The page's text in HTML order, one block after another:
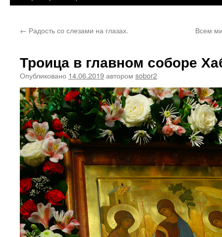
← Радость со слезами на глазах. Всем
Троица в главном соборе
Опубликовано 14.06.2019автором sobor2